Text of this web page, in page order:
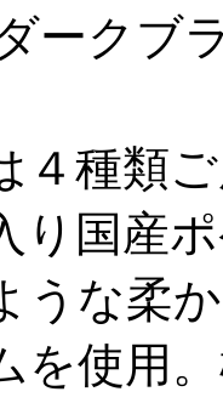
ークブ
４種類
り国産
うな柔
を使用